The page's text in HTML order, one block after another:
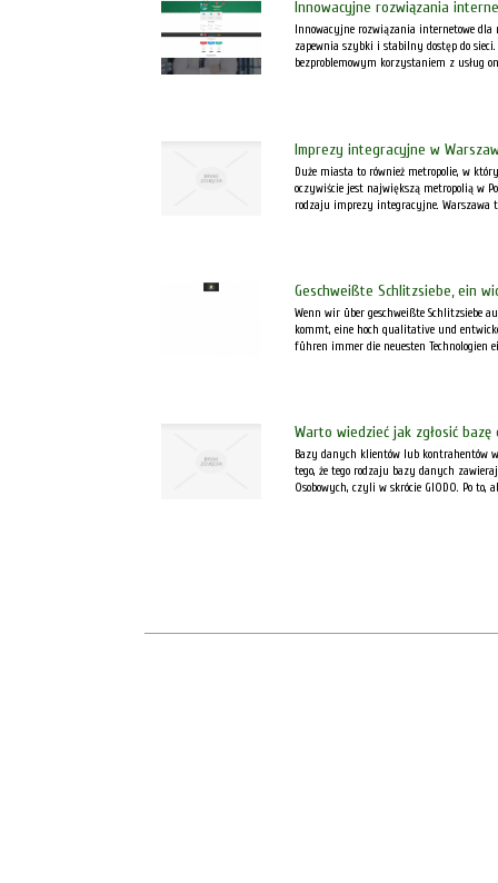
Innowacyjne rozwiązania
Innowacyjne rozwiązania internetowe dla
zapewnia szybki i stabilny dostęp do
bezproblemowym korzystaniem z usług
Imprezy integracyjne w
Duże miasta to również metropolie, w
oczywiście jest największą metropolią w
rodzaju imprezy integracyjne. Warszawa
Geschweißte Schlitzsiebe, ein
Wenn wir über geschweißte Schlitzsiebe
kommt, eine hoch qualitative und
führen immer die neuesten Technologien
Warto wiedzieć jak zgłosić bazę
Bazy danych klientów lub kontrahentów
tego, że tego rodzaju bazy danych
Osobowych, czyli w skrócie GIODO. Po